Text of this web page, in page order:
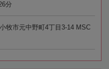
分
牧市元中野町4丁目3-14 MSC